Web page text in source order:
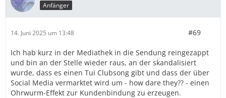
Anfänger
14. Juni 2025 um 13:48 #69
Ich hab kurz in der Mediathek in die Sendung reingezappt
und bin an der Stelle wieder raus, an der skandalisiert
wurde, dass es einen Tui Clubsong gibt und dass der über
Social Media vermarktet wird um - how dare they?? - einen
Ohrwurm-Effekt zur Kundenbindung zu erzeugen.